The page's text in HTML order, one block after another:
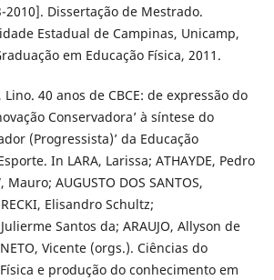
2010]. Dissertação de Mestrado.
Estadual de Campinas, Unicamp,
em Educação Física, 2011.
Lino. 40 anos de CBCE: de expressão do
Conservadora’ à síntese do
(Progressista)’ da Educação
In LARA, Larissa; ATHAYDE, Pedro
AUGUSTO DOS SANTOS,
Elisandro Schultz;
Santos da; ARAUJO, Allyson de
Vicente (orgs.). Ciências do
e produção do conhecimento em